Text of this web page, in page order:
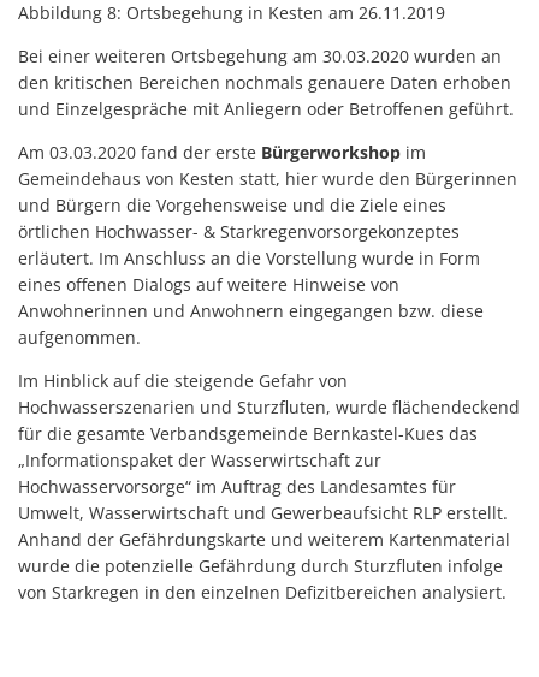
Abbildung 8: Ortsbegehung in Kesten am 26.11.2019
Bei einer weiteren Ortsbegehung am 30.03.2020 wurden an
den kritischen Bereichen nochmals genauere Daten erhoben
und Einzelgespräche mit Anliegern oder Betroffenen geführt.
Am 03.03.2020 fand der erste Bürgerworkshop im
Gemeindehaus von Kesten statt, hier wurde den Bürgerinnen
und Bürgern die Vorgehensweise und die Ziele eines
örtlichen Hochwasser- & Starkregenvorsorgekonzeptes
erläutert. Im Anschluss an die Vorstellung wurde in Form
eines offenen Dialogs auf weitere Hinweise von
Anwohnerinnen und Anwohnern eingegangen bzw. diese
aufgenommen.
Im Hinblick auf die steigende Gefahr von
Hochwasserszenarien und Sturzfluten, wurde flächendeckend
für die gesamte Verbandsgemeinde Bernkastel-Kues das
„Informationspaket der Wasserwirtschaft zur
Hochwasservorsorge“ im Auftrag des Landesamtes für
Umwelt, Wasserwirtschaft und Gewerbeaufsicht RLP erstellt.
Anhand der Gefährdungskarte und weiterem Kartenmaterial
wurde die potenzielle Gefährdung durch Sturzfluten infolge
von Starkregen in den einzelnen Defizitbereichen analysiert.